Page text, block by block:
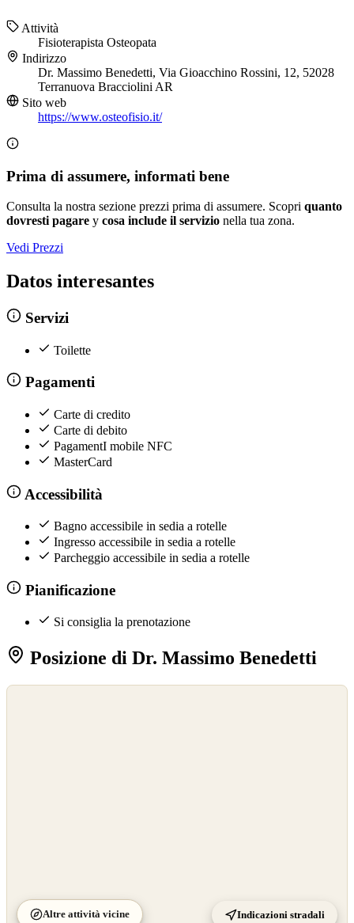
Attività
Fisioterapista Osteopata
Indirizzo
Dr. Massimo Benedetti, Via Gioacchino Rossini, 12, 52028
Terranuova Bracciolini AR
Sito web
https://www.osteofisio.it/
Prima di assumere, informati bene
Consulta la nostra sezione prezzi prima di assumere. Scopri quanto
dovresti pagare y cosa include il servizio nella tua zona.
Vedi Prezzi
Datos interesantes
Servizi
Toilette
Pagamenti
Carte di credito
Carte di debito
PagamentI mobile NFC
MasterCard
Accessibilità
Bagno accessibile in sedia a rotelle
Ingresso accessibile in sedia a rotelle
Parcheggio accessibile in sedia a rotelle
Pianificazione
Si consiglia la prenotazione
Posizione di Dr. Massimo Benedetti
Altre attività vicine Indicazioni stradali